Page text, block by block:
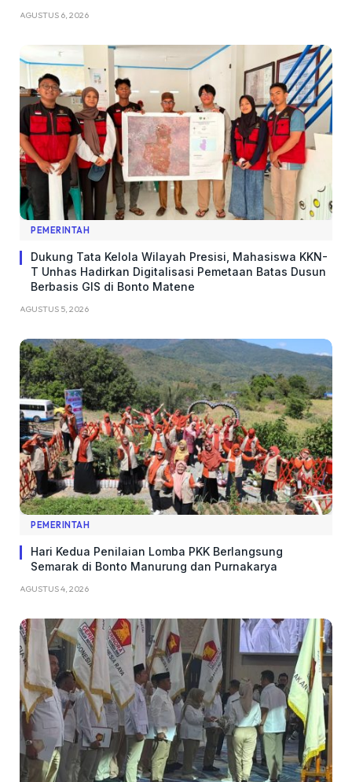
AGUSTUS 6, 2026
PEMERINTAH
Dukung Tata Kelola Wilayah Presisi, Mahasiswa KKN-
T Unhas Hadirkan Digitalisasi Pemetaan Batas Dusun
Berbasis GIS di Bonto Matene
AGUSTUS 5, 2026
PEMERINTAH
Hari Kedua Penilaian Lomba PKK Berlangsung
Semarak di Bonto Manurung dan Purnakarya
AGUSTUS 4, 2026